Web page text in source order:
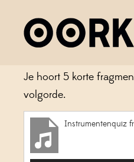
MEGA
Welkom bij de mega
Je hoort 5 korte
volgorde.
Instrumentenquiz